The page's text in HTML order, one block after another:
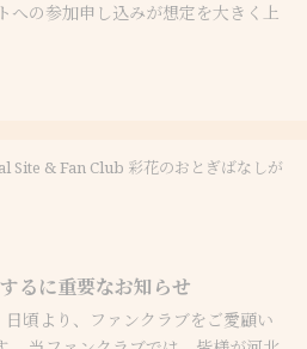
への参加申し込みが想定を大きく上
Site & Fan Club 彩花のおとぎばなしが
るに重要なお知らせ
頃より、ファンクラブをご愛顧い